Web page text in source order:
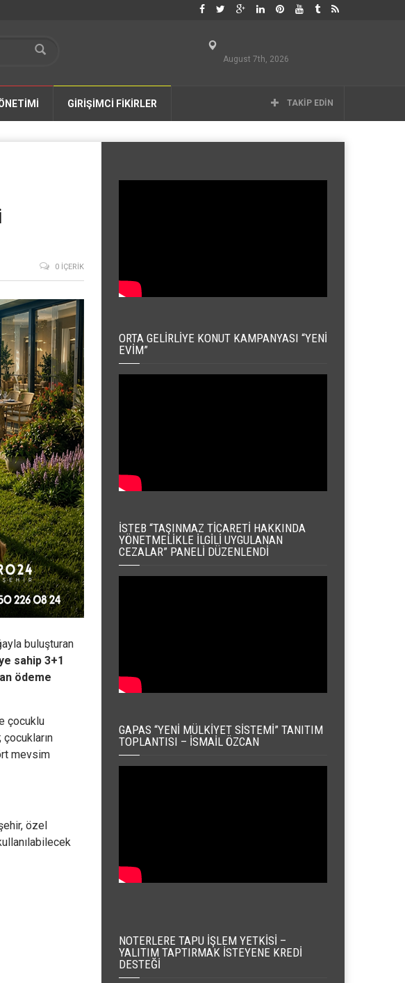
August 7th, 2026
GİRİŞİMCİ FİKİRLER TAKIP EDIN
0 İÇERIK
buluşturan
sahip 3+1
ödeme
çocuklu
mevsim
özel
ORTA GELIRLIYE KONUT KAMPANYASI “YENI
EVIM”
İSTEB “TAŞINMAZ TICARETI HAKKINDA
YÖNETMELIKLE İLGILI UYGULANAN
CEZALAR” PANELI DÜZENLENDI
GAPAS “YENI MÜLKIYET SISTEMI” TANITIM
TOPLANTISI – İSMAIL ÖZCAN
NOTERLERE TAPU İŞLEM YETKISI –
YALITIM TAPTIRMAK İSTEYENE KREDI
DESTEĞI